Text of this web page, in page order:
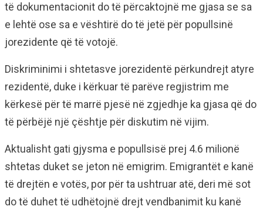
të dokumentacionit do të përcaktojnë me gjasa se sa
e lehtë ose sa e vështirë do të jetë për popullsinë
jorezidente që të votojë.
Diskriminimi i shtetasve jorezidentë përkundrejt atyre
rezidentë, duke i kërkuar të parëve regjistrim me
kërkesë për të marrë pjesë në zgjedhje ka gjasa që do
të përbëjë një çështje për diskutim në vijim.
Aktualisht gati gjysma e popullsisë prej 4.6 milionë
shtetas duket se jeton në emigrim. Emigrantët e kanë
të drejtën e votës, por për ta ushtruar atë, deri më sot
do të duhet të udhëtojnë drejt vendbanimit ku kanë